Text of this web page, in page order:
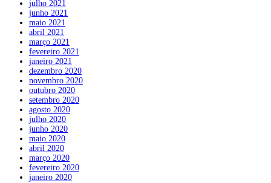
julho 2021
junho 2021
maio 2021
abril 2021
março 2021
fevereiro 2021
janeiro 2021
dezembro 2020
novembro 2020
outubro 2020
setembro 2020
agosto 2020
julho 2020
junho 2020
maio 2020
abril 2020
março 2020
fevereiro 2020
janeiro 2020